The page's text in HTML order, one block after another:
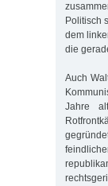
Politisch
dem
die
Auch
Jahre